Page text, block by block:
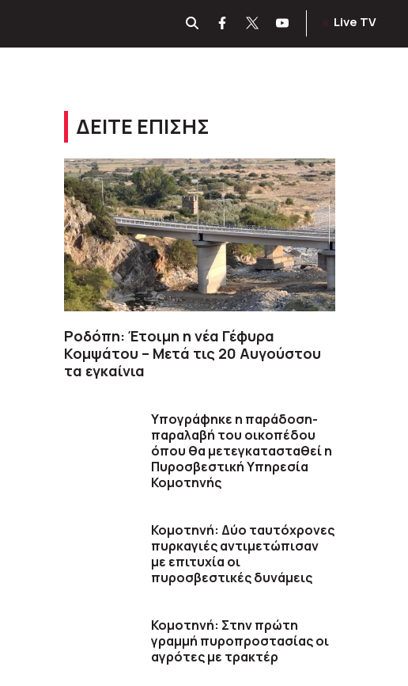
Live TV
ΔΕΙΤΕ ΕΠΙΣΗΣ
Ροδόπη: Έτοιμη η νέα Γέφυρα
Κομψάτου – Μετά τις 20 Αυγούστου
τα εγκαίνια
Υπογράφηκε η παράδοση-
παραλαβή του οικοπέδου
όπου θα μετεγκατασταθεί η
Πυροσβεστική Υπηρεσία
Κομοτηνής
Κομοτηνή: Δύο ταυτόχρονες
πυρκαγιές αντιμετώπισαν
με επιτυχία οι
πυροσβεστικές δυνάμεις
Κομοτηνή: Στην πρώτη
γραμμή πυροπροστασίας οι
αγρότες με τρακτέρ